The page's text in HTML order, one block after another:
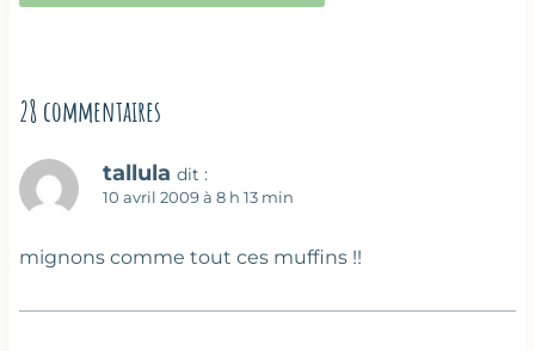
28 commentaires
tallula dit :
10 avril 2009 à 8 h 13 min
mignons comme tout ces muffins !!